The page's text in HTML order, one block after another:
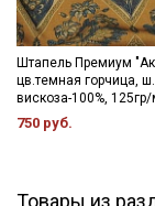
Штапель Премиум
цв.темная горчица,
вискоза-100%,
750 руб.